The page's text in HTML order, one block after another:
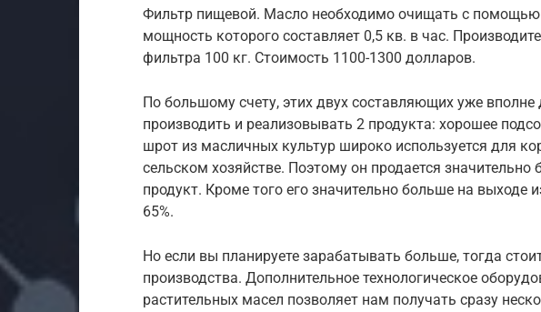
Фильтр пищевой. Масло необходимо очищать с помощью
мощность которого составляет 0,5 кв. в час.
фильтра 100 кг. Стоимость 1100-1300 долларов.
По большому счету, этих двух составляющих уже вполне
производить и реализовывать 2 продукта: хорошее
шрот из масличных культур широко используется для
сельском хозяйстве. Поэтому он продается значительно
продукт. Кроме того его значительно больше на выходе
65%.
Но если вы планируете зарабатывать больше, тогда
производства. Дополнительное технологическое
растительных масел позволяет нам получать сразу